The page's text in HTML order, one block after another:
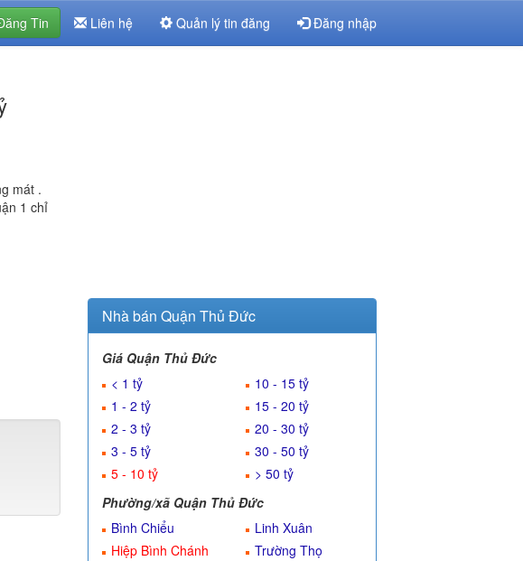
Tin Liên hệ Quản lý tin đăng Đăng nhập
mát .
1 chỉ
Nhà bán Quận Thủ Đức
Giá Quận Thủ Đức
< 1 tỷ
1 - 2 tỷ
2 - 3 tỷ
3 - 5 tỷ
5 - 10 tỷ
10 - 15 tỷ
15 - 20 tỷ
20 - 30 tỷ
30 - 50 tỷ
> 50 tỷ
Phường/xã Quận Thủ Đức
Bình Chiểu
Hiệp Bình Chánh
Linh Xuân
Trường Thọ